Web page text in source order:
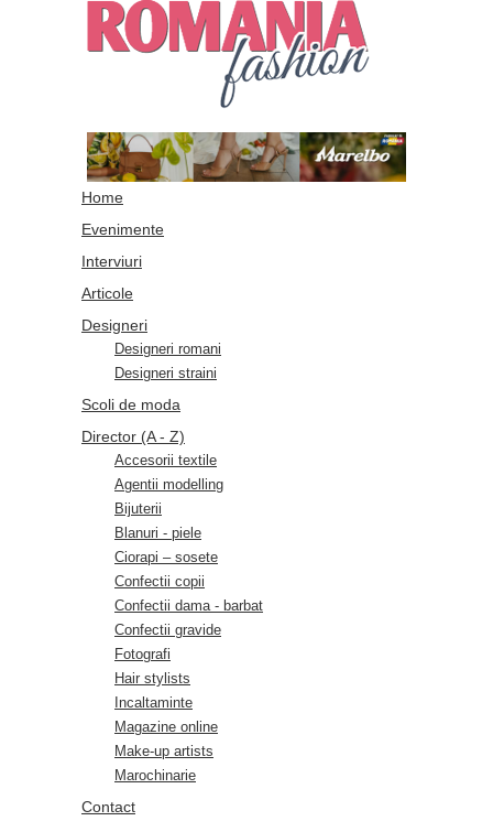
Home
Evenimente
Interviuri
Articole
Designeri
Designeri romani
Designeri straini
Scoli de moda
Director (A - Z)
Accesorii textile
Agentii modelling
Bijuterii
Blanuri - piele
Ciorapi – sosete
Confectii copii
Confectii dama - barbat
Confectii gravide
Fotografi
Hair stylists
Incaltaminte
Magazine online
Make-up artists
Marochinarie
Contact